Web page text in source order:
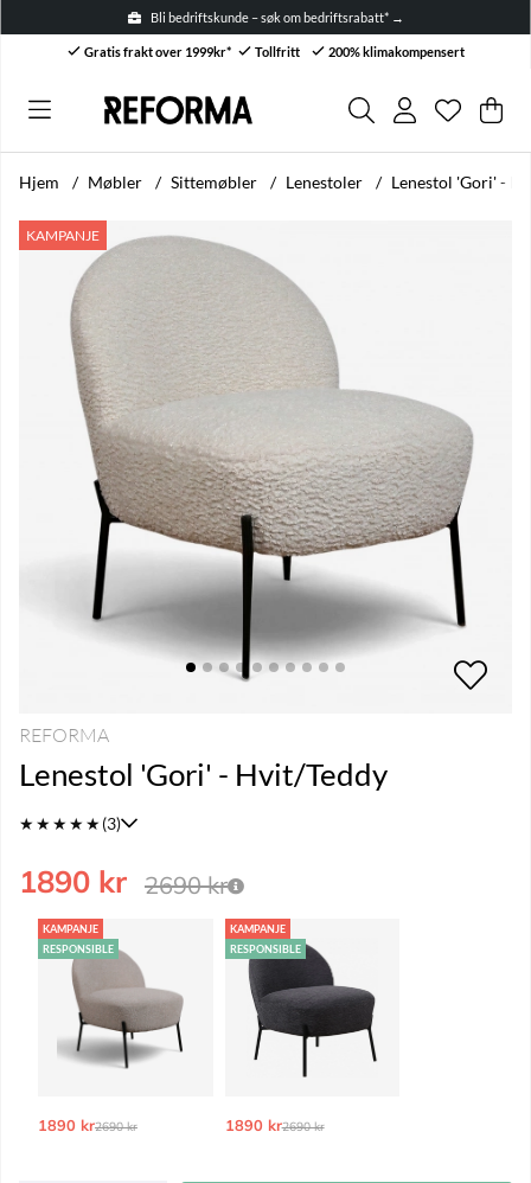
Bli bedriftskunde – søk om bedriftsrabatt* →
Gratis frakt over 1999kr* Tollfritt 200% klimakompensert
Antall i
. .
Hjem Møbler Sittemøbler Lenestoler Lenestol 'Gori' -
KAMPANJE
Produktbilder Lenestol 'Gori' - Hvit/Teddy
REFORMA
Lenestol 'Gori' - Hvit/Teddy
★★★★★(3)
2690kr
1890 kr
KAMPANJE
RESPONSIBLE
1890 krOrdinarie pris:
2690 kr
KAMPANJE
RESPONSIBLE
1890 krOrdinarie pris:
2690 kr